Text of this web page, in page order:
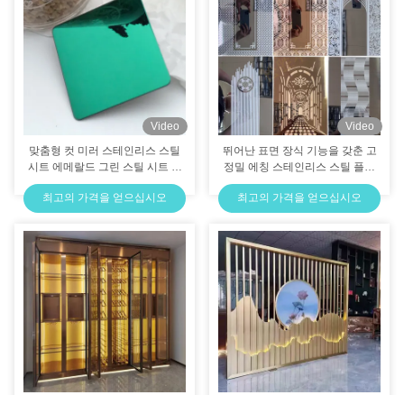
Video
맞춤형 컷 미러 스테인리스 스틸
시트 에메랄드 그린 스틸 시트 가
정 장식용
최고의 가격을 얻으십시오
Video
뛰어난 표면 장식 기능을 갖춘 고
정밀 에칭 스테인리스 스틸 플레
이트
최고의 가격을 얻으십시오